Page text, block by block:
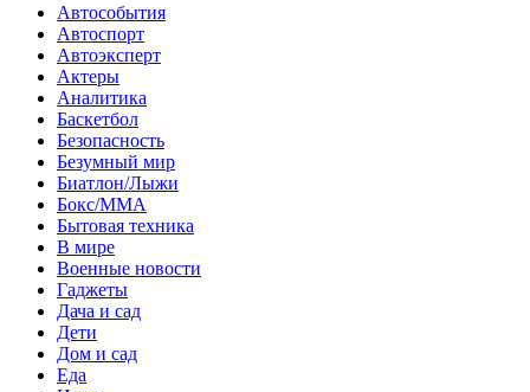
Автособытия
Автоспорт
Автоэксперт
Актеры
Аналитика
Баскетбол
Безопасность
Безумный мир
Биатлон/Лыжи
Бокс/MMA
Бытовая техника
В мире
Военные новости
Гаджеты
Дача и сад
Дети
Дом и сад
Еда